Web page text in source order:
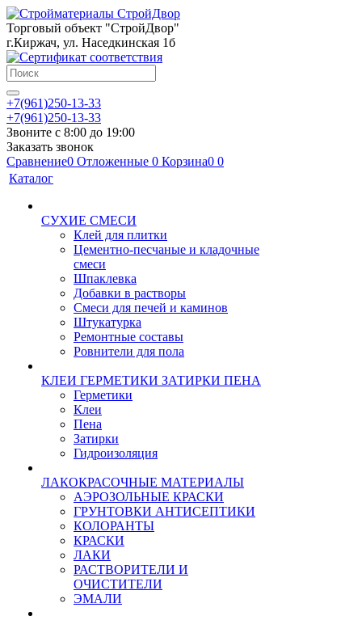
Торговый объект "СтройДвор"
г.Киржач, ул. Наседкинская 1б
+7(961)250-13-33
+7(961)250-13-33
Звоните с 8:00 до 19:00
Заказать звонок
Сравнение0 Отложенные 0 Корзина0 0
Каталог
СУХИЕ СМЕСИ
Клей для плитки
Цементно-песчаные и кладочные
смеси
Шпаклевка
Добавки в растворы
Смеси для печей и каминов
Штукатурка
Ремонтные составы
Ровнители для пола
КЛЕИ ГЕРМЕТИКИ ЗАТИРКИ ПЕНА
Герметики
Клеи
Пена
Затирки
Гидроизоляция
ЛАКОКРАСОЧНЫЕ МАТЕРИАЛЫ
АЭРОЗОЛЬНЫЕ КРАСКИ
ГРУНТОВКИ АНТИСЕПТИКИ
КОЛОРАНТЫ
КРАСКИ
ЛАКИ
РАСТВОРИТЕЛИ И
ОЧИСТИТЕЛИ
ЭМАЛИ